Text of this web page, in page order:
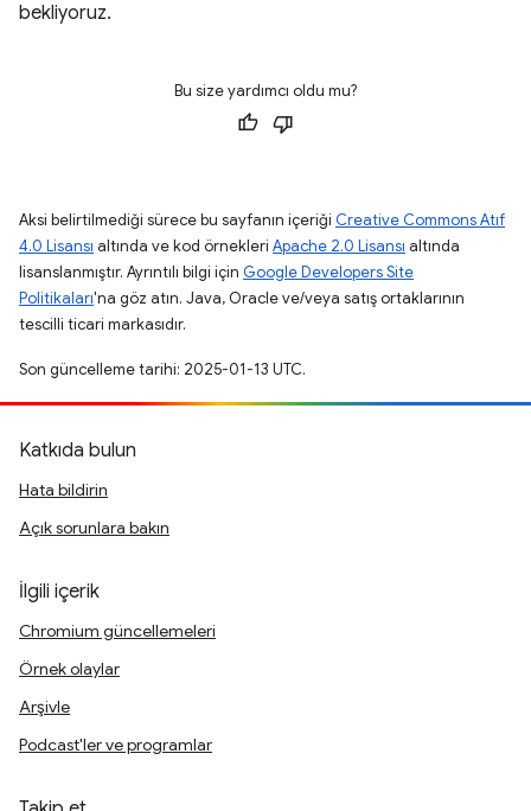
bekliyoruz.
Bu size yardımcı oldu mu?
Aksi belirtilmediği sürece bu sayfanın içeriği Creative Commons Atıf
4.0 Lisansı altında ve kod örnekleri Apache 2.0 Lisansı altında
lisanslanmıştır. Ayrıntılı bilgi için Google Developers Site
Politikaları'na göz atın. Java, Oracle ve/veya satış ortaklarının
tescilli ticari markasıdır.
Son güncelleme tarihi: 2025-01-13 UTC.
Katkıda bulun
Hata bildirin
Açık sorunlara bakın
İlgili içerik
Chromium güncellemeleri
Örnek olaylar
Arşivle
Podcast'ler ve programlar